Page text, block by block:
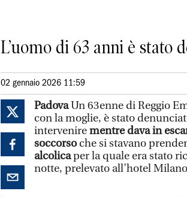
L’uomo di 63 anni è stato
02 gennaio 2026 11:59
PadovaUn 63enne di Reggio
con la moglie, è stato
intervenirementre dava in
soccorsoche si stavano
alcolicaper la quale era stato
notte, prelevato all’hotel